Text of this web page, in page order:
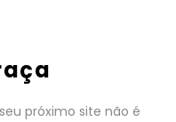
próximo site não é